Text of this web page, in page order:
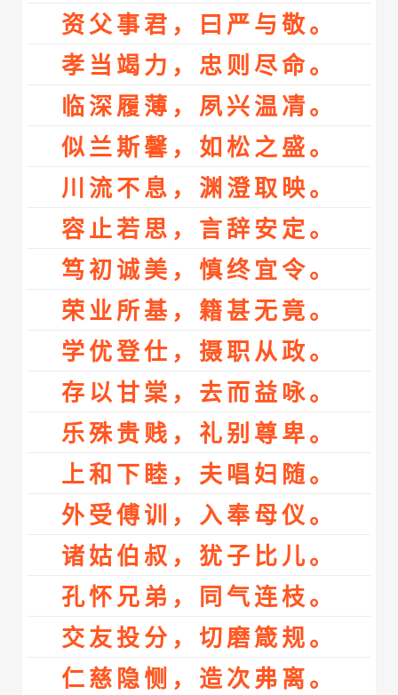
资父事君，曰严与敬。
孝当竭力，忠则尽命。
临深履薄，夙兴温凊。
似兰斯馨，如松之盛。
川流不息，渊澄取映。
容止若思，言辞安定。
笃初诚美，慎终宜令。
荣业所基，籍甚无竟。
学优登仕，摄职从政。
存以甘棠，去而益咏。
乐殊贵贱，礼别尊卑。
上和下睦，夫唱妇随。
外受傅训，入奉母仪。
诸姑伯叔，犹子比儿。
孔怀兄弟，同气连枝。
交友投分，切磨箴规。
仁慈隐恻，造次弗离。